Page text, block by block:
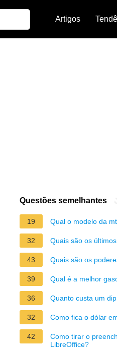
Artigos
Questões semelhantes
19 Qual o modelo da
32 Quais são os
43 Quais são os
39 Qual é a melhor
36 Quanto custa um
32 Como fica o dólar
42
Como tirar o
LibreOffice?